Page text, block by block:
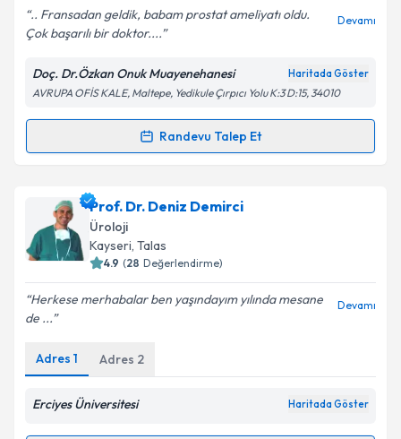
Kişisel verilerimin işlenmesine ilişkin
Aydınlatma
Metni'ni okudum ve kişisel verilerimin belirtilen
kapsamda işlenmesini kabul ediyorum.
.. Fransadan geldik, babam prostat ameliyatı oldu.
Çok başarılı bir doktor....
Devamı
Doç. Dr.Özkan Onuk Muayenehanesi Haritada Göster
AVRUPA OFİS KALE, Maltepe, Yedikule Çırpıcı Yolu K:3 D:15, 34010
Randevu Talep Et
Randevu Takvimi Talebi
Doç. Dr. Özkan Onuk için randevu takvimi talebi
oluşturun. Size bu uzmandan randevu almanız için bir
takvim hazırlandığında e-posta ile bilgilendireceğiz.
Kişisel verilerimin işlenmesine ilişkin
Metni'ni okudum ve kişisel verilerimin belirtilen
kapsamda işlenmesini kabul ediyorum.
Prof. Dr. Deniz Demirci
Üroloji
Kayseri, Talas
4.9 (28 Değerlendirme)
Herkese merhabalar ben yaşındayım yılında mesane
de ...
Devamı
Adres 1 Adres 2
Erciyes Üniversitesi Haritada Göster